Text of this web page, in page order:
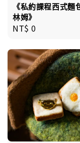
《私約課程西式麵
林姆》
Regular
NT$ 0